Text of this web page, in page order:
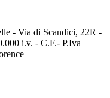
- Via di Scandici, 22R -
i.v. - C.F.- P.Iva